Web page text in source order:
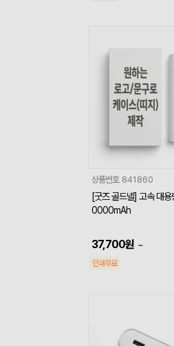
상품번호 841860
[굿즈 골드넬] 고속 대
0000mAh
37,700원 ~
인쇄무료